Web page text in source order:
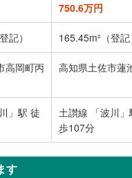
750.6万円
記） 165.45m²（登
高岡町丙 高知県土佐市蓮
」駅 徒
土讃線 「波川」
歩107分
す